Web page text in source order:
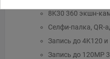
8K30 360 экшн-
Селфи-палка, QR-
Запись до 4K120 и
Запись до 120MP